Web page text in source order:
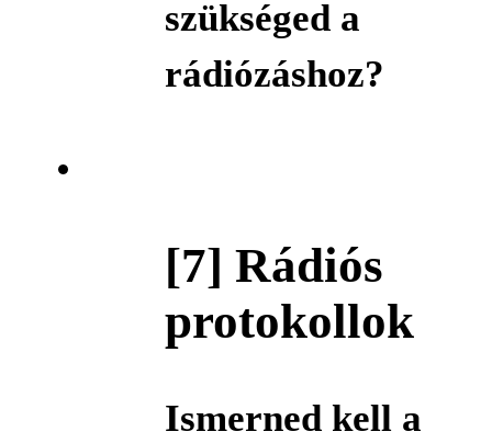
szükséged a
rádiózáshoz?
[7] Rádiós
protokollok
Ismerned kell a